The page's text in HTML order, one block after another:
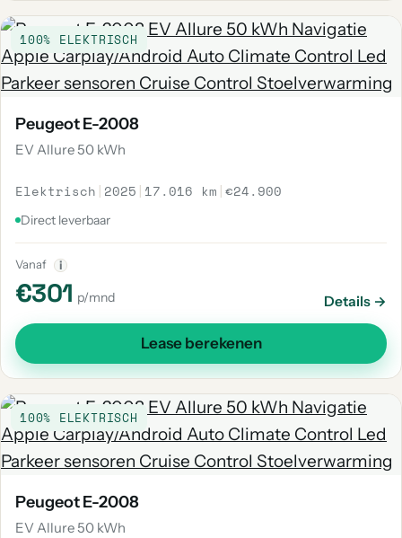
100% ELEKTRISCH
Peugeot E-2008
EV Allure 50 kWh
Elektrisch | 2025 | 17.016 km |€24.900
Direct leverbaar
Vanaf i
€301 p/mnd Details →
Lease berekenen
100% ELEKTRISCH
Peugeot E-2008
EV Allure 50 kWh